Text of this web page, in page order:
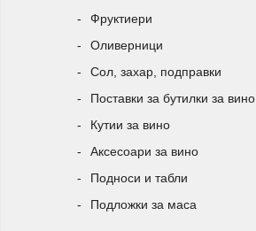
Фруктиери
Оливерници
Сол, захар, подправки
Поставки за бутилки за вино
Кутии за вино
Аксесоари за вино
Подноси и табли
Подложки за маса